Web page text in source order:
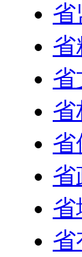
省
省
省
省
省
省
省
省